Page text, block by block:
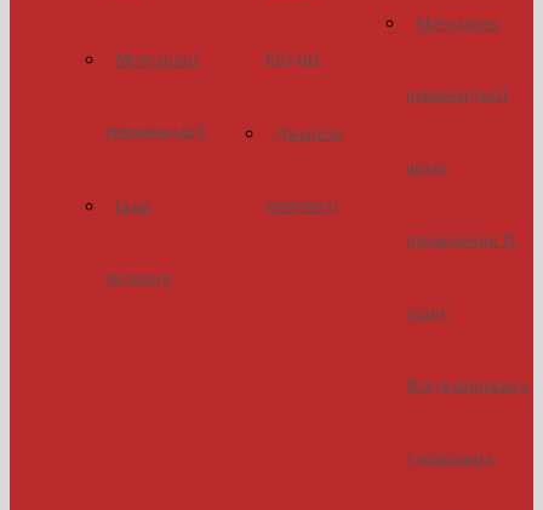
Методичні
рекомендації
Інші
видання
Ерудит
Джерело
творчості
Методичні
рекомендації
щодо
проведення ІІ
етапу
Всеукраїнських
учнівських